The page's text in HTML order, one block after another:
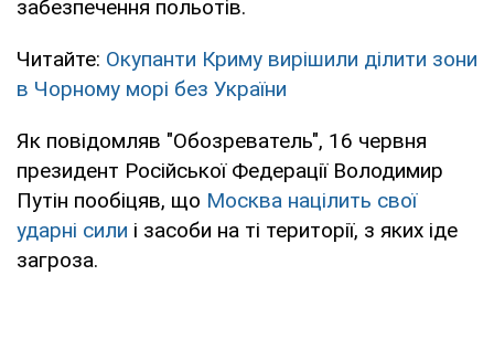
забезпечення польотів.
Читайте: Окупанти Криму вирішили ділити зони
в Чорному морі без України
Як повідомляв "Обозреватель", 16 червня
президент Російської Федерації Володимир
Путін пообіцяв, що Москва націлить свої
ударні сили і засоби на ті території, з яких іде
загроза.